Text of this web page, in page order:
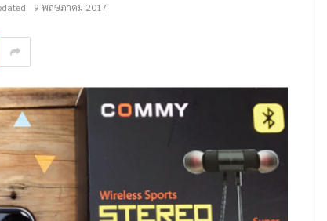
9 พฤษภาคม 2017